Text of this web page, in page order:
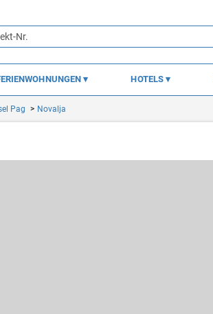
HOTELS
Pag Novalja